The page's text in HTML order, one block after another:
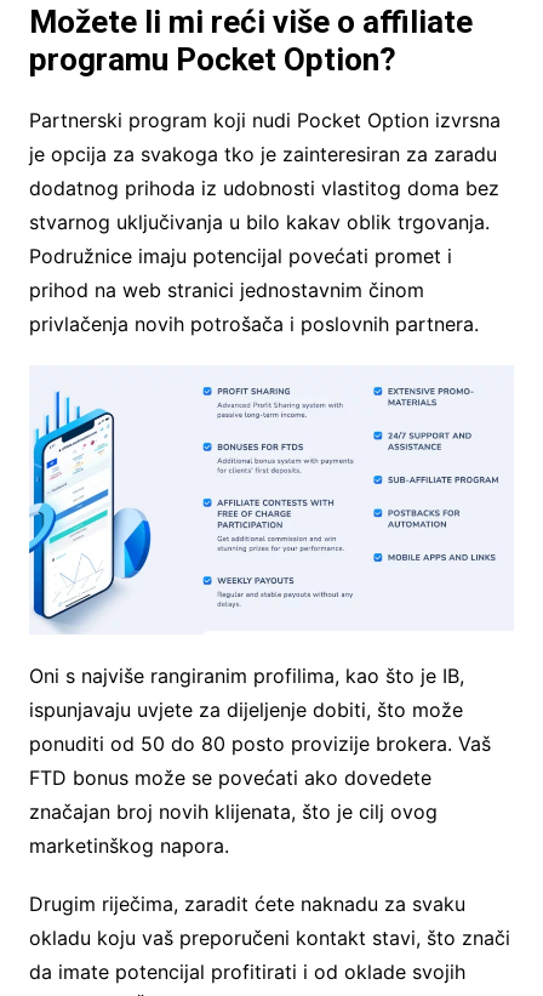
Možete li mi reći više o affiliate
programu Pocket Option?
Partnerski program koji nudi Pocket Option izvrsna
je opcija za svakoga tko je zainteresiran za zaradu
dodatnog prihoda iz udobnosti vlastitog doma bez
stvarnog uključivanja u bilo kakav oblik trgovanja.
Podružnice imaju potencijal povećati promet i
prihod na web stranici jednostavnim činom
privlačenja novih potrošača i poslovnih partnera.
Oni s najviše rangiranim profilima, kao što je IB,
ispunjavaju uvjete za dijeljenje dobiti, što može
ponuditi od 50 do 80 posto provizije brokera. Vaš
FTD bonus može se povećati ako dovedete
značajan broj novih klijenata, što je cilj ovog
marketinškog napora.
Drugim riječima, zaradit ćete naknadu za svaku
okladu koju vaš preporučeni kontakt stavi, što znači
da imate potencijal profitirati i od oklade svojih